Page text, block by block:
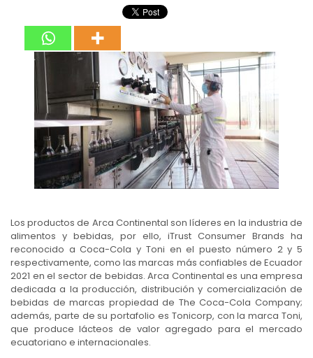
Los productos de Arca Continental son líderes en la industria de
alimentos y bebidas, por ello, iTrust Consumer Brands ha
reconocido a Coca-Cola y Toni en el puesto número 2 y 5
respectivamente, como las marcas más confiables de Ecuador
2021 en el sector de bebidas. Arca Continental es una empresa
dedicada a la producción, distribución y comercialización de
bebidas de marcas propiedad de The Coca-Cola Company;
además, parte de su portafolio es Tonicorp, con la marca Toni,
que produce lácteos de valor agregado para el mercado
ecuatoriano e internacionales.